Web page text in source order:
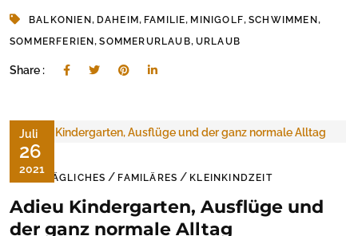
BALKONIEN , DAHEIM, FAMILIE, MINIGOLF,SCHWIMMEN ,
SOMMERFERIEN,SOMMERURLAUB, URLAUB
Share :
Juli
26
2021
ALLTÄGLICHES / FAMILÄRES / KLEINKINDZEIT
Adieu Kindergarten, Ausflüge und
der ganz normale Alltag